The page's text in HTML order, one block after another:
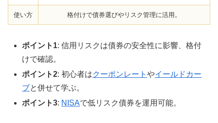
使い方 格付けで債券選びやリスク管理に活用。
ポイント1: 信用リスクは債券の安全性に影響、格付
けで確認。
ポイント2: 初心者はクーポンレートやイールドカー
ブと併せて学ぶ。
ポイント3: NISAで低リスク債券を運用可能。